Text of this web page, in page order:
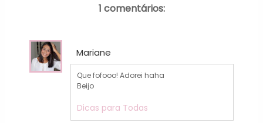
1 comentários:
Mariane
Que fofooo! Adorei haha
Beijo
Dicas para Todas